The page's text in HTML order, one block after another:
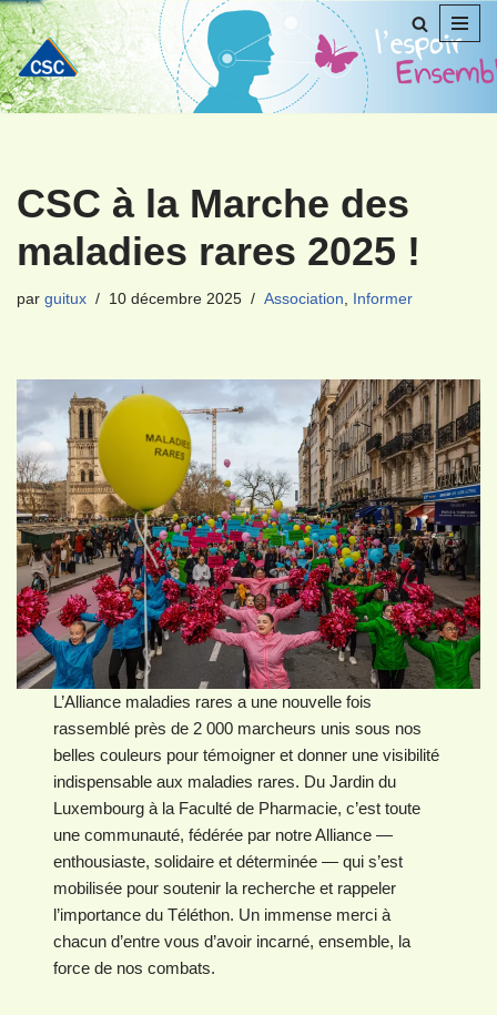
Aller
au
contenu
CSC à la Marche des
maladies rares 2025 !
par guitux 10 décembre 2025 Association, Informer
L’Alliance maladies rares a une nouvelle fois
rassemblé près de 2 000 marcheurs unis sous nos
belles couleurs pour témoigner et donner une visibilité
indispensable aux maladies rares. Du Jardin du
Luxembourg à la Faculté de Pharmacie, c’est toute
une communauté, fédérée par notre Alliance —
enthousiaste, solidaire et déterminée — qui s’est
mobilisée pour soutenir la recherche et rappeler
l’importance du Téléthon. Un immense merci à
chacun d’entre vous d’avoir incarné, ensemble, la
force de nos combats.